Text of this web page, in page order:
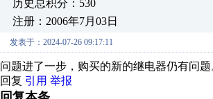
历史总积分：530
注册：2006年7月03日
发表于：2024-07-26 09:17:11
问题进了一步，购买的新的继电器仍有问
回复 引用 举报